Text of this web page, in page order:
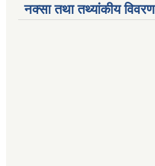
नक्सा तथा तथ्यांकीय विवरण